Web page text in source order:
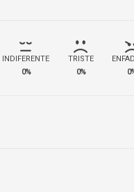
INDIFERENTE
0%
TRISTE
0%